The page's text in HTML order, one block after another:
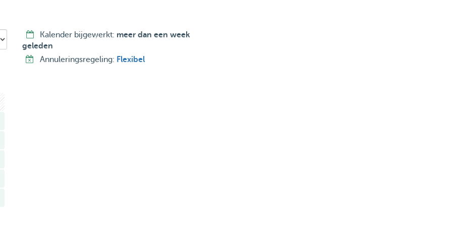
ze niet veel blaffen (ik woon in een appartement, dus
stadspark) en wandel graag. Ik woon op de eerste
baasjes thuis op te passen. Het enige wat daarbij
thuiswerken, maar verder betekent dat ook dat ik de
van mij zal ontvangen. Ik kan ook reviews
(minstens een half uur/drie kwartier) en ’s avonds
ik zal me daaraan houden. Ook wat betreft snacks
voor honden in Nijmegen rondom het centrum
Kalender bijgewerkt: meer dan een week
geleden
Annuleringsregeling: Flexibel